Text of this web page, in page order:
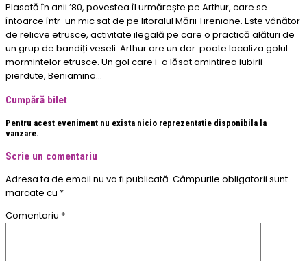
Plasată în anii ’80, povestea îl urmărește pe Arthur, care se
întoarce într-un mic sat de pe litoralul Mării Tireniane. Este vânător
de relicve etrusce, activitate ilegală pe care o practică alături de
un grup de bandiți veseli. Arthur are un dar: poate localiza golul
mormintelor etrusce. Un gol care i-a lăsat amintirea iubirii
pierdute, Beniamina…
Cumpără bilet
Pentru acest eveniment nu exista nicio reprezentatie disponibila la
vanzare.
Scrie un comentariu
Adresa ta de email nu va fi publicată. Câmpurile obligatorii sunt
marcate cu *
Comentariu *